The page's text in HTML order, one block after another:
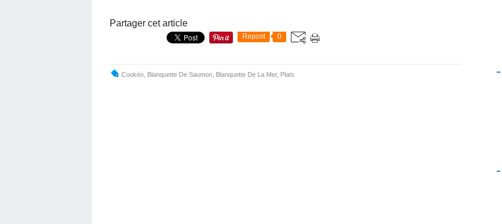
Partager cet article
Repost 0
Cookéo Blanquette De Saumon Blanquette De La Mer, Plats